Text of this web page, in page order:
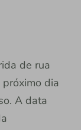
de rua
dia
A data